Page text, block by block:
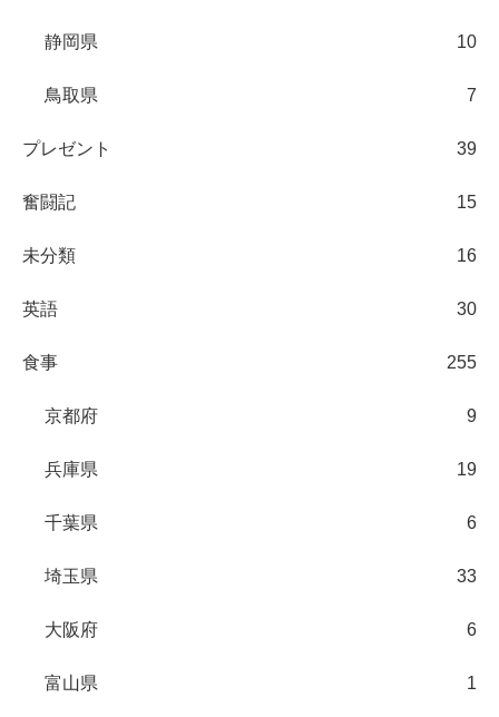
静岡県 10
鳥取県 7
プレゼント 39
奮闘記 15
未分類 16
英語 30
食事 255
京都府 9
兵庫県 19
千葉県 6
埼玉県 33
大阪府 6
富山県 1